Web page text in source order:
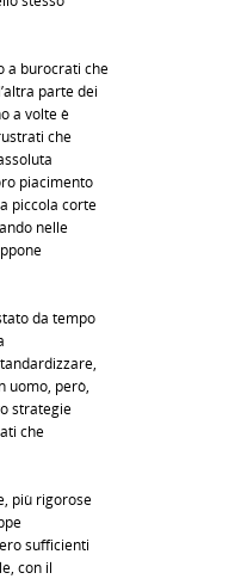
a burocrati che
parte dei
a volte è
che
piacimento
piccola corte
nelle
da tempo
uomo, però,
strategie
che
più rigorose
sufficienti
con il